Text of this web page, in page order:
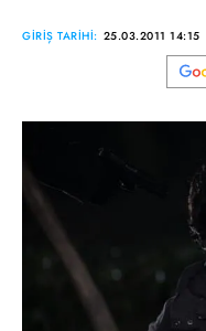
GİRİŞ TARİHİ: 25.03.2011 14:15